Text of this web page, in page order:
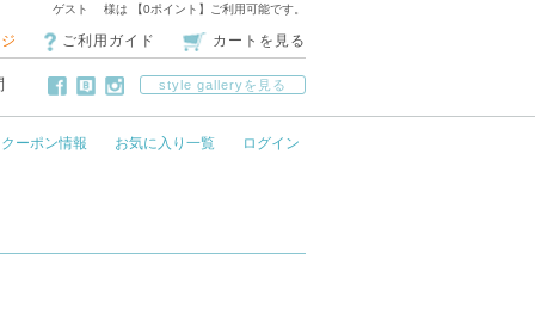
ゲスト 様は 【0ポイント】ご利用可能です。
ご利用ガイド カートを見る
style galleryを見る
クーポン情報
お気に入り一覧 ログイン